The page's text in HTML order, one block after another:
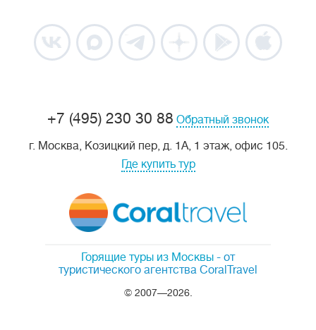
Горящие туры из Москвы - от
туристического агентства CoralTravel
© 2007—2026.
+7 (495) 230 30 88 Обратный звонок
г. Москва, Козицкий пер, д. 1А, 1 этаж, офис 105.
Где купить тур